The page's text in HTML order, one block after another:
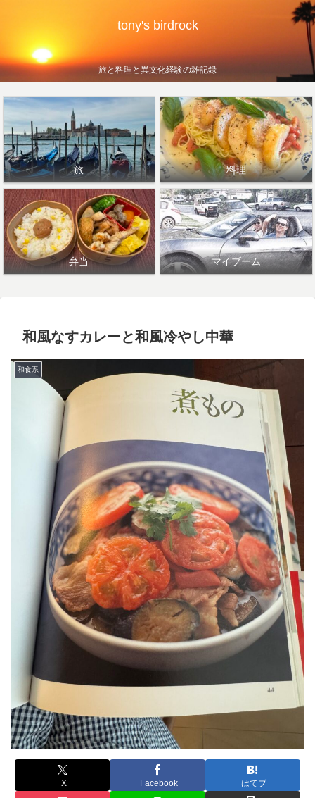
tony's birdrock
旅と料理と異文化経験の雑記録
旅 料理
弁当 マイブーム
和風なすカレーと和風冷やし中華
和食系
X Facebook はてブ